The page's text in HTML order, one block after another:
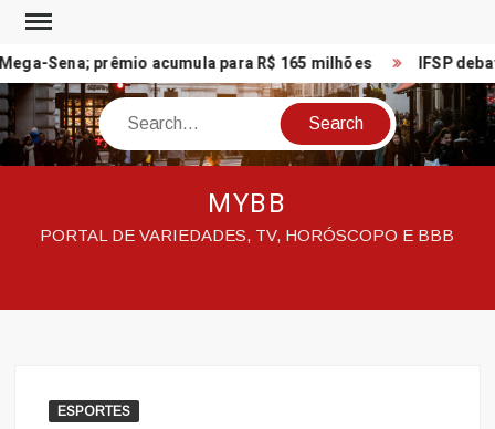
Skip
contentSena; prêmio acumula para R$ 165 milhões IFSP
Search
MYBB
PORTAL DE VARIEDADES, TV, HORÓSCOPO E BBB
ESPORTES